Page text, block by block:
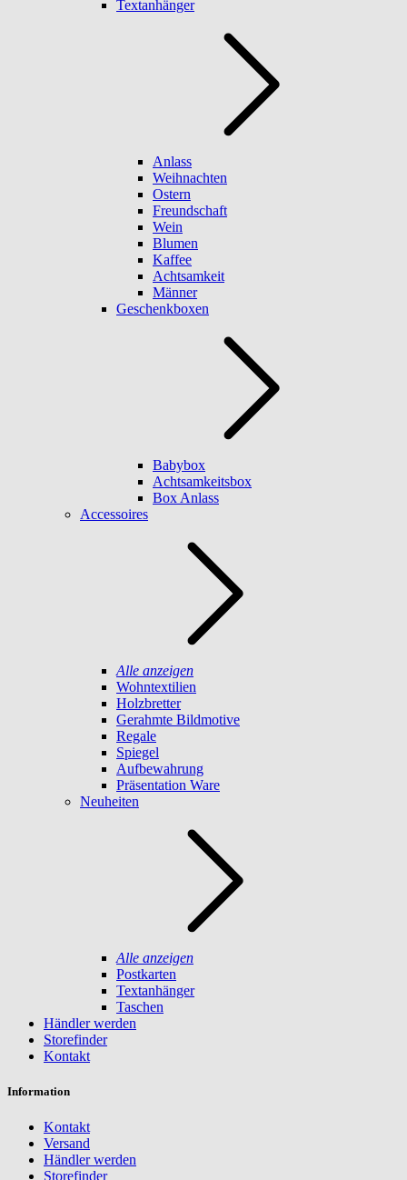
Textanhänger
Anlass
Weihnachten
Ostern
Freundschaft
Wein
Blumen
Kaffee
Achtsamkeit
Männer
Geschenkboxen
Babybox
Achtsamkeitsbox
Box Anlass
Accessoires
Alle anzeigen
Wohntextilien
Holzbretter
Gerahmte Bildmotive
Regale
Spiegel
Aufbewahrung
Präsentation Ware
Neuheiten
Alle anzeigen
Postkarten
Textanhänger
Taschen
Händler werden
Storefinder
Kontakt
Information
Kontakt
Versand
Händler werden
Storefinder